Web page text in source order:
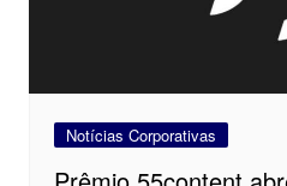
Notícias Corporativas